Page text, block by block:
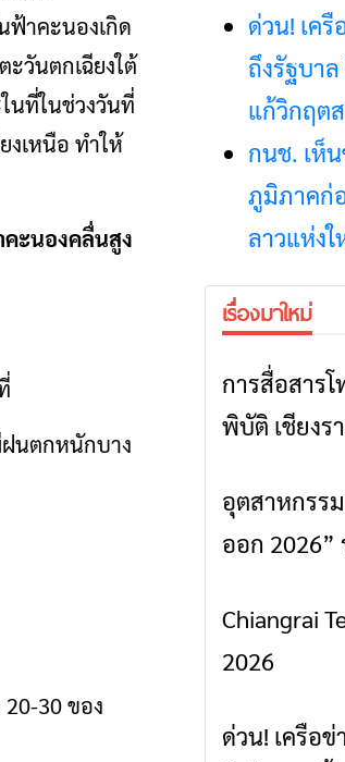
ฟ้าคะนองเกิด
วันตกเฉียงใต้
นที่ในช่วงวันที่
งเหนือ ทำให้
ะนองคลื่นสูง
นตกหนักบาง
30 ของ
ด่วน! เค
ถึงรัฐบาล
แก้วิกฤต
กนช. เห็
ภูมิภาคก่
ลาวแห่งใ
เรื่องมาใหม่
การสื่อสาร
พิบัติ เชียง
อุตสาหกรร
ออก 2026”
เชียงราย พ
พร้อมชมคอ
Chiangrai
2026
ด่วน! เครือ